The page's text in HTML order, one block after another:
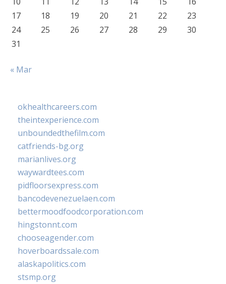
17
18 19 20 21 22
23
24
25 26 27 28 29
30
31
« Mar
okhealthcareers.com
theintexperience.com
unboundedthefilm.com
catfriends-bg.org
marianlives.org
waywardtees.com
pidfloorsexpress.com
bancodevenezuelaen.com
bettermoodfoodcorporation.com
hingstonnt.com
chooseagender.com
hoverboardssale.com
alaskapolitics.com
stsmp.org